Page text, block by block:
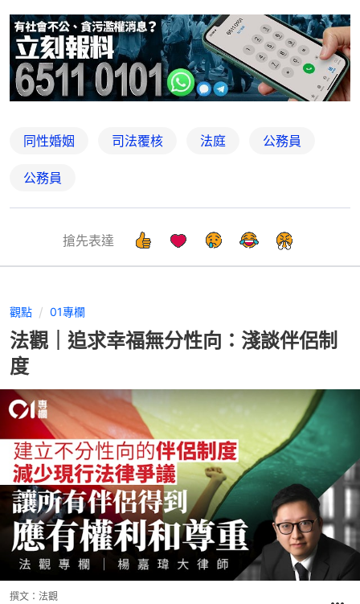
同性婚姻 司法覆核 法庭 公務員
公務員
搶先表達
觀點 01專欄
法觀｜追求幸福無分性向：淺談伴侶制
度
撰文： 法觀